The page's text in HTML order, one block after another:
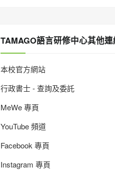
TAMAGO語言研修中心其他
本校官方網站
行政書士 - 查詢及委託
MeWe 專頁
YouTube 頻道
Facebook 專頁
Instagram 專頁